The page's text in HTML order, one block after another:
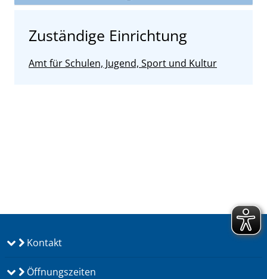
Zuständige Einrichtung
Amt für Schulen, Jugend, Sport und Kultur
Kontakt
Öffnungszeiten